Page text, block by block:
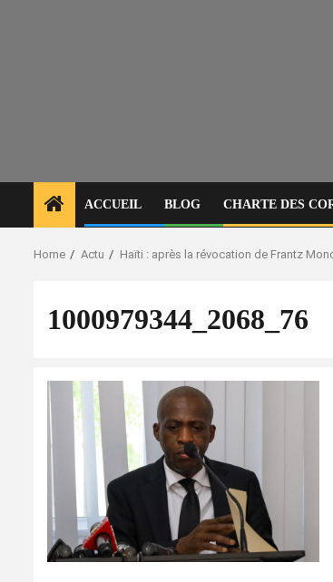
ACCUEIL BLOG CHARTE DES
Home Actu Haïti : après la révocation de Frantz
1000979344_2068_76